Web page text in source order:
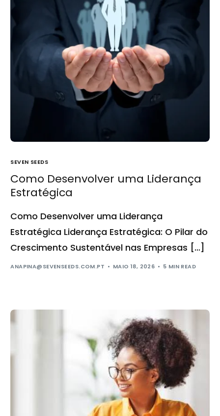
SEVEN SEEDS
Como Desenvolver uma Liderança
Estratégica
Como Desenvolver uma Liderança
Estratégica Liderança Estratégica: O Pilar do
Crescimento Sustentável nas Empresas […]
ANAPINA@SEVENSEEDS.COM.PT MAIO 18, 2026 5 MIN READ